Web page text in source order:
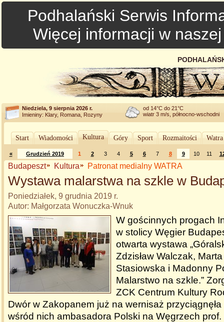
Podhalański Serwis
Więcej informacji w
Niedziela, 9 sierpnia 2026 r.
Imieniny: Klary, Romana, Rozyny
od 14°C do 21°C
wiatr 3 m/s, północno-wschodni
Start Wiadomości Kultura Góry Sport Rozmaitości
« Grudzień 2019 1 2 3 4 5 6 7 8 9 10 11
Budapeszt Kultura Patronat medialny WATRA
Wystawa malarstwa na szkle w
Poniedziałek, 9 grudnia 2019 r.
Autor: Małgorzata Wonuczka-Wnuk
W gościnnych progach
w stolicy Węgier
otwarta wystawa
Zdzisław Walczak,
Stasiowska i Madonny
Malarstwo na szkle.”
ZCK Centrum Kultury
Dwór w Zakopanem już na wernisaż przyciągnęła
wśród nich ambasadora Polski na Węgrzech